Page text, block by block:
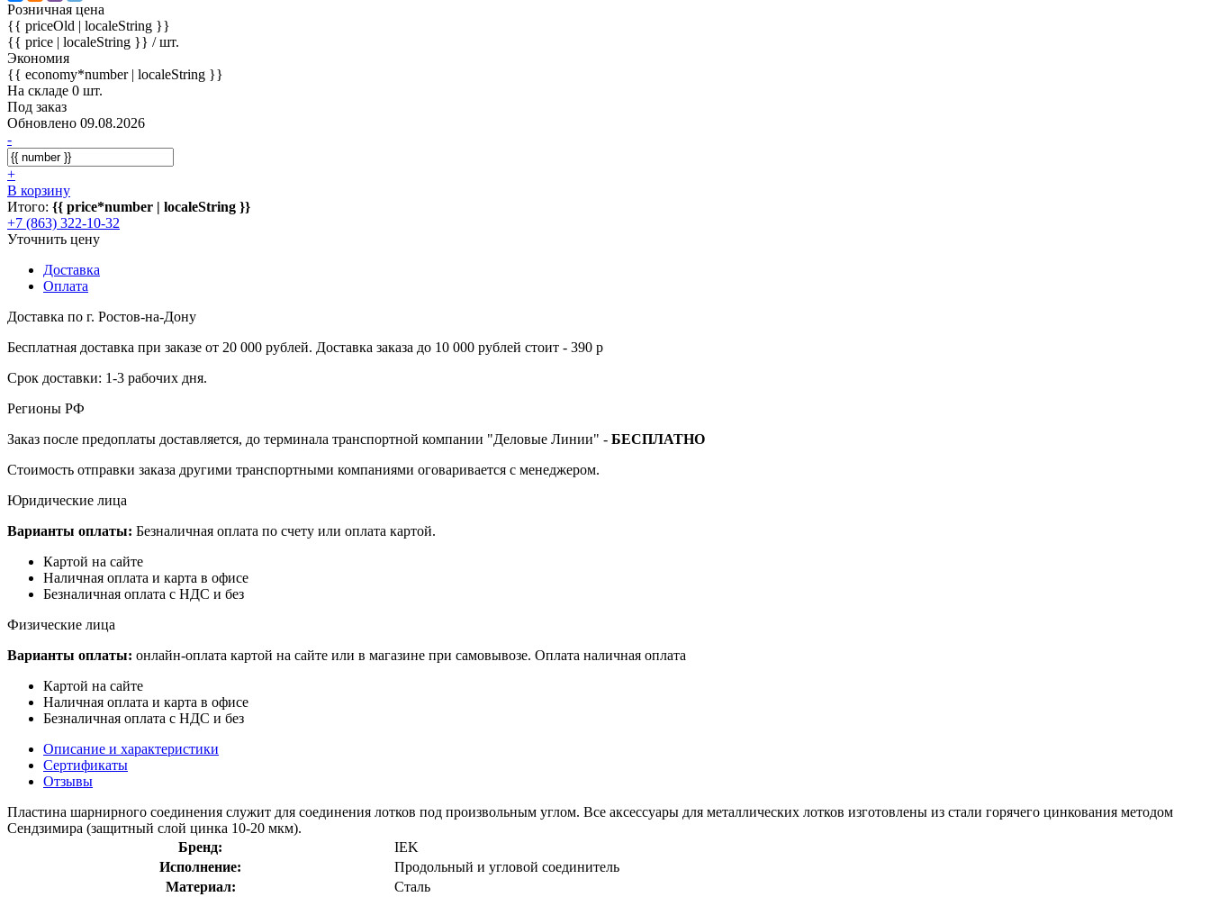
Розничная цена
{{ priceOld | localeString }}
{{ price | localeString }} / шт.
Экономия
{{ economy*number | localeString }}
На складе 0 шт.
Под заказ
Обновлено 09.08.2026
-
+
В корзину
Итого: {{ price*number | localeString }}
+7 (863) 322-10-32
Уточнить цену
Доставка
Оплата
Доставка по г. Ростов-на-Дону
Бесплатная доставка при заказе от 20 000 рублей. Доставка заказа до 10 000 рублей стоит - 390 р
Срок доставки: 1-3 рабочих дня.
Регионы РФ
Заказ после предоплаты доставляется, до терминала транспортной компании "Деловые Линии" - БЕСПЛАТНО
Стоимость отправки заказа другими транспортными компаниями оговаривается с менеджером.
Юридические лица
Варианты оплаты: Безналичная оплата по счету или оплата картой.
Картой на сайте
Наличная оплата и карта в офисе
Безналичная оплата с НДС и без
Физические лица
Варианты оплаты: онлайн-оплата картой на сайте или в магазине при самовывозе. Оплата наличная оплата
Картой на сайте
Наличная оплата и карта в офисе
Безналичная оплата с НДС и без
Описание и характеристики
Сертификаты
Отзывы
Пластина шарнирного соединения служит для соединения лотков под произвольным углом. Все аксессуары для металлических лотков изготовлены из стали горячего цинкования методом
Сендзимира (защитный слой цинка 10-20 мкм).
Бренд:
IEK
Исполнение:
Продольный и угловой соединитель
Материал:
Сталь